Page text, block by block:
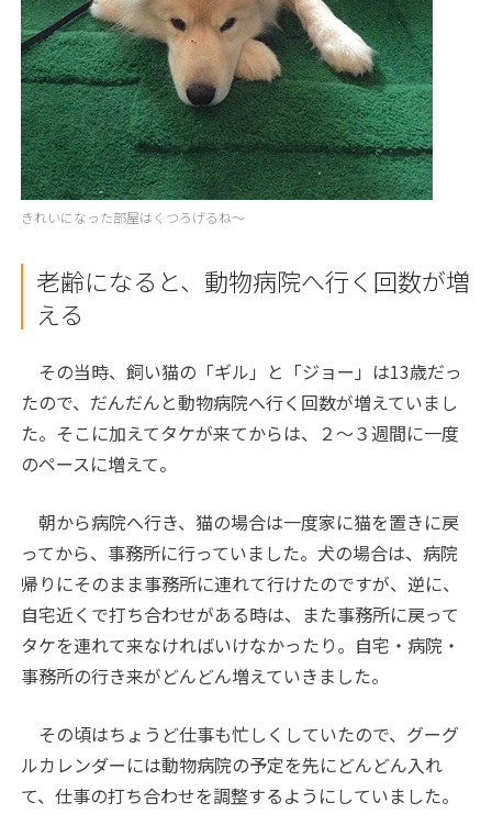
きれいになった部屋はくつろげるね～
老齢になると、動物病院へ行く回数が増
える
その当時、飼い猫の「ギル」と「ジョー」は13歳だっ
たので、だんだんと動物病院へ行く回数が増えていまし
た。そこに加えてタケが来てからは、２～３週間に一度
のペースに増えて。
朝から病院へ行き、猫の場合は一度家に猫を置きに戻
ってから、事務所に行っていました。犬の場合は、病院
帰りにそのまま事務所に連れて行けたのですが、逆に、
自宅近くで打ち合わせがある時は、また事務所に戻って
タケを連れて来なければいけなかったり。自宅・病院・
事務所の行き来がどんどん増えていきました。
その頃はちょうど仕事も忙しくしていたので、グーグ
ルカレンダーには動物病院の予定を先にどんどん入れ
て、仕事の打ち合わせを調整するようにしていました。